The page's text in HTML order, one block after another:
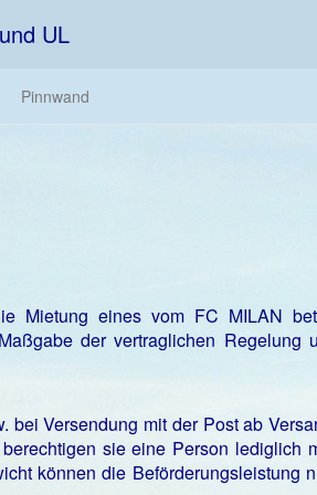
UL
Pinnwand
Mietung eines vom FC MILAN
der vertraglichen Regelung
Versendung mit der Post ab
sie eine Person lediglich
können die Beförderungsleistung